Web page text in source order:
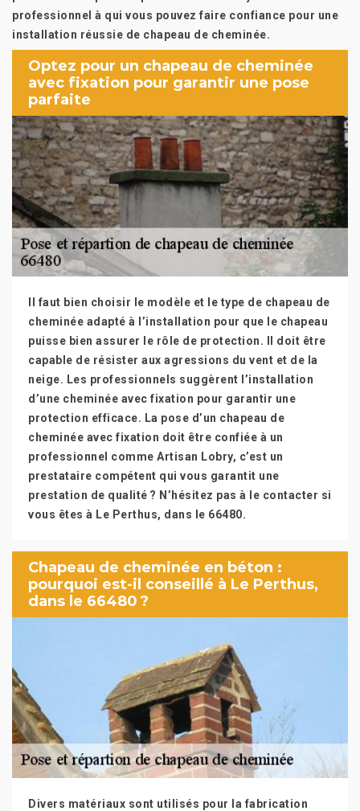
professionnel à qui vous pouvez faire confiance pour une
installation réussie de chapeau de cheminée.
Optez pour un chapeau de cheminée
avec fixation pour garantir une pose
parfaite
Il faut bien choisir le modèle et le type de chapeau de
cheminée adapté à l’installation pour que le chapeau
puisse bien assurer le rôle de protection. Il doit être
capable de résister aux agressions du vent et de la
neige. Les professionnels suggèrent l’installation
d’une cheminée avec fixation pour garantir une
protection efficace. La pose d’un chapeau de
cheminée avec fixation doit être confiée à un
professionnel comme Artisan Lobry, c’est un
prestataire compétent qui vous garantit une
prestation de qualité ? N’hésitez pas à le contacter si
vous êtes à Le Perthus, dans le 66480.
Chapeau de cheminée en béton :
pourquoi est-il conseillé à Le Perthus,
dans le 66480 ?
Divers matériaux sont utilisés pour la fabrication